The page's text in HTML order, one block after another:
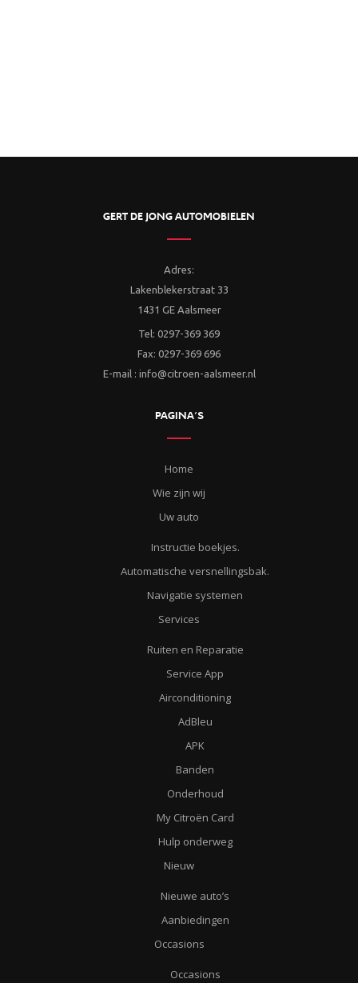
GERT DE JONG AUTOMOBIELEN
Adres:
Lakenblekerstraat 33
1431 GE Aalsmeer
Tel: 0297-369 369
Fax: 0297-369 696
E-mail : info@citroen-aalsmeer.nl
PAGINA’S
Home
Wie zijn wij
Uw auto
Instructie boekjes.
Automatische versnellingsbak.
Navigatie systemen
Services
Ruiten en Reparatie
Service App
Airconditioning
AdBleu
APK
Banden
Onderhoud
My Citroën Card
Hulp onderweg
Nieuw
Nieuwe auto’s
Aanbiedingen
Occasions
Occasions